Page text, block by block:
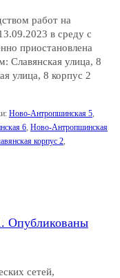
работ на
в среду с
приостановлена
Славянская улица, 8
улица, 8 корпус 2
Ново-Антропшинская 5
6 Ново-Антропшинская
корпус 2
Опубликованы
сетей,